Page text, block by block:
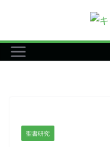
テ
ン
聖書研究